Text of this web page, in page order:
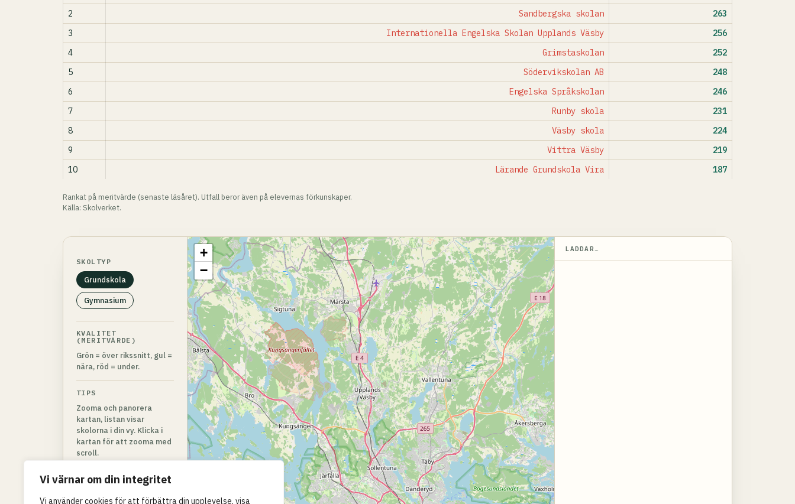
Vi värnar om din integritet
Vi använder cookies för att förbättra din upplevelse, visa
2
Sandbergska skolan
263
3
Internationella Engelska Skolan Upplands Väsby
256
4
Grimstaskolan
252
5
Södervikskolan AB
248
6
Engelska Språkskolan
246
7
Runby skola
231
8
Väsby skola
224
9
Vittra Väsby
219
10
Lärande Grundskola Vira 187
Rankat på meritvärde (senaste läsåret). Utfall beror även på elevernas förkunskaper.
Källa: Skolverket.
SKOLTYP
Grundskola
Gymnasium
KVALITET
(MERITVÄRDE)
Grön = över rikssnitt, gul =
nära, röd = under.
TIPS
Zooma och panorera
kartan, listan visar
skolorna i din vy. Klicka i
kartan för att zooma med
scroll.
+
−
LADDAR…